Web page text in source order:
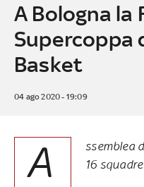
A Bologna la
Supercoppa
Basket
04 ago 2020 - 19:09
A
ssemblea
16 squadre